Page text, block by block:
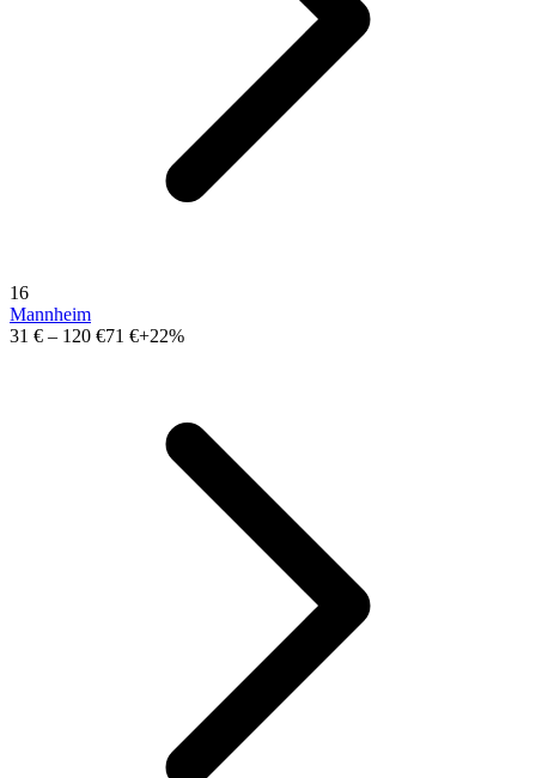
16
Mannheim
31 € – 120 €71 €+22%